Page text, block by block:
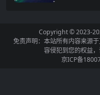
Copyright © 2023-
免责声明：本站所有内容来源
容侵犯到您的权益，
京ICP备